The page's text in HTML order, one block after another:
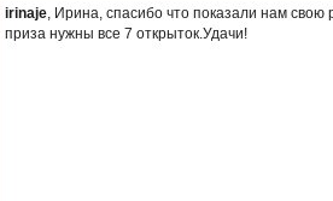
irinaje, Ирина, спасибо что показали нам свою
приза нужны все 7 открыток.Удачи!